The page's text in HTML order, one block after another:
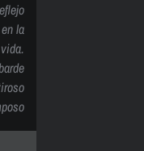
la
vida.